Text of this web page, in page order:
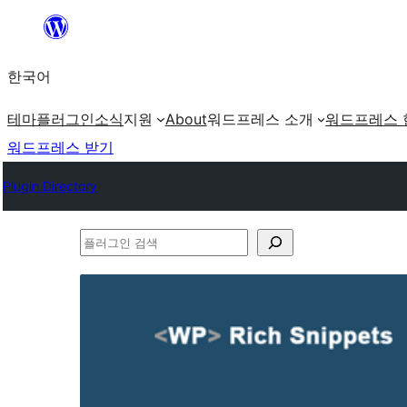
츠
로
로
가
한국어
테마플러그인소식지원 About워드프레스 소개 워드프레스
워드프레스 받기
Plugin Directory
플